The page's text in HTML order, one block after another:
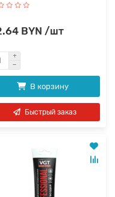
BYN /шт
В корзину
Быстрый заказ